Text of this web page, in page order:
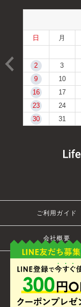
日 月
2
3
9
10
16
17
23
24
30
31
ご利用ガイド
会社概要